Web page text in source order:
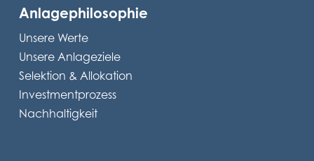
Anlagephilosophie
Unsere Werte
Unsere Anlageziele
Selektion & Allokation
Investmentprozess
Nachhaltigkeit